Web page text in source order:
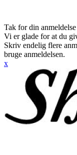
Tak for din anmeldelse
Vi er glade for at du
Skriv endelig flere
bruge anmeldelsen.
x